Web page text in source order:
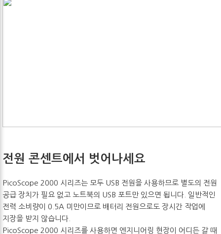
전원 콘센트에서 벗어나세요
PicoScope 2000 시리즈는 모두 USB 전원을 사용하므로 별도의 전원
공급 장치가 필요 없고 노트북의 USB 포트만 있으면 됩니다. 일반적인
전력 소비량이 0.5A 미만이므로 배터리 전원으로도 장시간 작업에
지장을 받지 않습니다.
PicoScope 2000 시리즈를 사용하면 엔지니어링 현장이 어디든 갈 때